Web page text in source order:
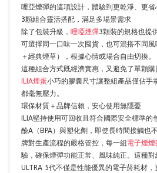
哩亞煙彈的這項設計，體驗到更乾淨、更省
3顆組合靈活搭配，滿足多場景需求
除了包裝升級， 哩啞煙彈3顆裝的規格也提
可選擇同一口味一次囤貨，也可混搭不同
＋經典煙草），根據心情或場合自由切換。
這種組合方式既經濟實惠，又避免了單顆購
ILIA煙蛋小巧的膠囊尺寸讓整組產品僅佔手
都毫無壓力。
環保材質＋品牌信賴，安心使用無隱憂
ILIA堅持使用可回收且符合國際安全標準
酚A（BPA）與塑化劑，即使長時間接觸也
牌對生產流程的嚴格管控，每一組 電子煙煙
驗，確保煙彈功能正常、風味純正。這種
ULTRA 5代不僅是性能優異的電子菸耗材，